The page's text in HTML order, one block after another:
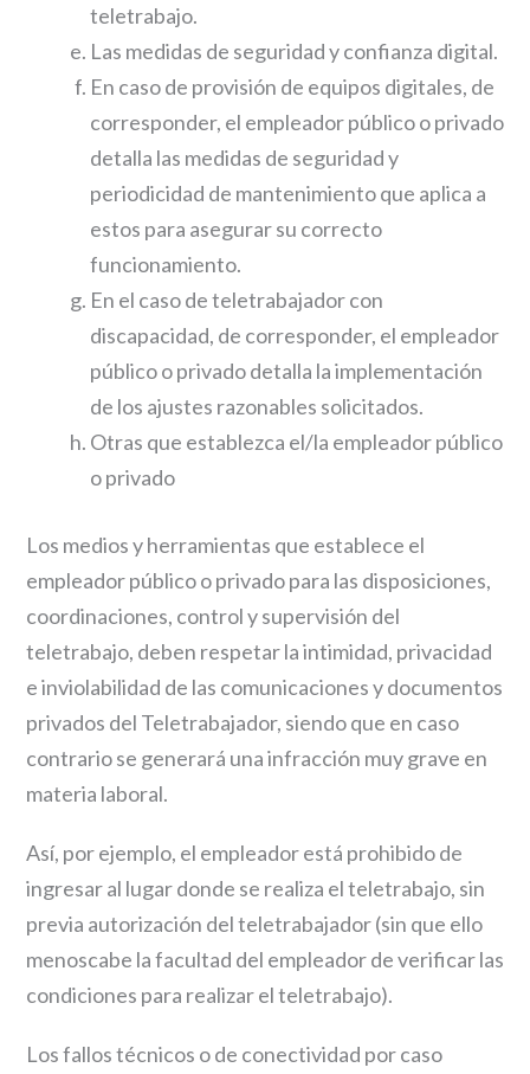
teletrabajo.
Las medidas de seguridad y confianza digital.
En caso de provisión de equipos digitales, de
corresponder, el empleador público o privado
detalla las medidas de seguridad y
periodicidad de mantenimiento que aplica a
estos para asegurar su correcto
funcionamiento.
En el caso de teletrabajador con
discapacidad, de corresponder, el empleador
público o privado detalla la implementación
de los ajustes razonables solicitados.
Otras que establezca el/la empleador público
o privado
Los medios y herramientas que establece el
empleador público o privado para las disposiciones,
coordinaciones, control y supervisión del
teletrabajo, deben respetar la intimidad, privacidad
e inviolabilidad de las comunicaciones y documentos
privados del Teletrabajador, siendo que en caso
contrario se generará una infracción muy grave en
materia laboral.
Así, por ejemplo, el empleador está prohibido de
ingresar al lugar donde se realiza el teletrabajo, sin
previa autorización del teletrabajador (sin que ello
menoscabe la facultad del empleador de verificar las
condiciones para realizar el teletrabajo).
Los fallos técnicos o de conectividad por caso